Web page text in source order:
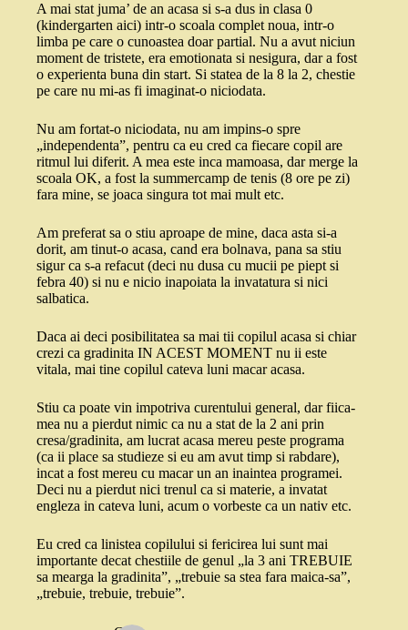
A mai stat juma’ de an acasa si s-a dus in clasa 0
(kindergarten aici) intr-o scoala complet noua, intr-o
limba pe care o cunoastea doar partial. Nu a avut niciun
moment de tristete, era emotionata si nesigura, dar a fost
o experienta buna din start. Si statea de la 8 la 2, chestie
pe care nu mi-as fi imaginat-o niciodata.
Nu am fortat-o niciodata, nu am impins-o spre
„independenta”, pentru ca eu cred ca fiecare copil are
ritmul lui diferit. A mea este inca mamoasa, dar merge la
scoala OK, a fost la summercamp de tenis (8 ore pe zi)
fara mine, se joaca singura tot mai mult etc.
Am preferat sa o stiu aproape de mine, daca asta si-a
dorit, am tinut-o acasa, cand era bolnava, pana sa stiu
sigur ca s-a refacut (deci nu dusa cu mucii pe piept si
febra 40) si nu e nicio inapoiata la invatatura si nici
salbatica.
Daca ai deci posibilitatea sa mai tii copilul acasa si chiar
crezi ca gradinita IN ACEST MOMENT nu ii este
vitala, mai tine copilul cateva luni macar acasa.
Stiu ca poate vin impotriva curentului general, dar fiica-
mea nu a pierdut nimic ca nu a stat de la 2 ani prin
cresa/gradinita, am lucrat acasa mereu peste programa
(ca ii place sa studieze si eu am avut timp si rabdare),
incat a fost mereu cu macar un an inaintea programei.
Deci nu a pierdut nici trenul ca si materie, a invatat
engleza in cateva luni, acum o vorbeste ca un nativ etc.
Eu cred ca linistea copilului si fericirea lui sunt mai
importante decat chestiile de genul „la 3 ani TREBUIE
sa mearga la gradinita”, „trebuie sa stea fara maica-sa”,
„trebuie, trebuie, trebuie”.